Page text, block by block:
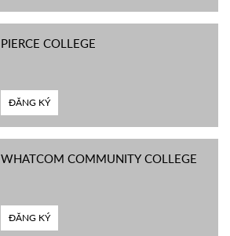
PIERCE COLLEGE
ĐĂNG KÝ
WHATCOM COMMUNITY COLLEGE
ĐĂNG KÝ